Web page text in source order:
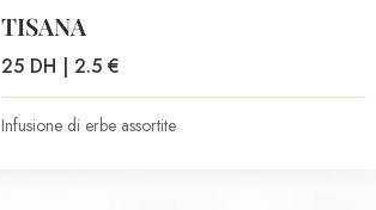
TISANA
25 DH | 2.5 €
Infusione di erbe assortite